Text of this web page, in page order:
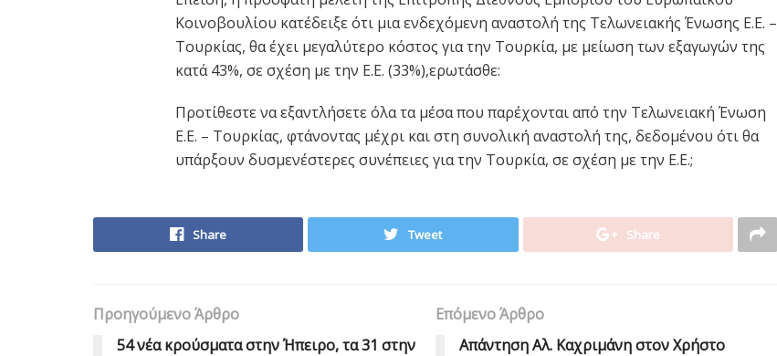
Κοινοβουλίου κατέδειξε ότι μια ενδεχόμενη αναστολή της Τελωνειακής Ένωσης Ε.Ε. –
Τουρκίας, θα έχει μεγαλύτερο κόστος για την Τουρκία, με μείωση των εξαγωγών της
κατά 43%, σε σχέση με την Ε.Ε. (33%),ερωτάσθε:
Προτίθεστε να εξαντλήσετε όλα τα μέσα που παρέχονται από την Τελωνειακή Ένωση
Ε.Ε. – Τουρκίας, φτάνοντας μέχρι και στη συνολική αναστολή της, δεδομένου ότι θα
υπάρξουν δυσμενέστερες συνέπειες για την Τουρκία, σε σχέση με την Ε.Ε.;
Share Tweet Share
Προηγούμενο Άρθρο
54 νέα κρούσματα στην Ήπειρο, τα 31 στην
Επόμενο Άρθρο
Aπάντηση Αλ. Καχριμάνη στον Χρήστο